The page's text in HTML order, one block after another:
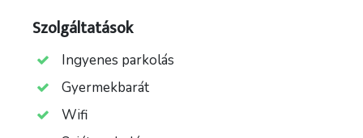
kijutniuk, azonban előfordulhatnak megtévesztő
és időrabló feladatok, melyek nehezítik a játékot.
A csapatnak akkor van a legnagyobb esélye a
kijutásra, ha a résztvevők összetartanak és
együttműködnek. A Fejtörő Fogda kiváló
kikapcsolódási lehetőség családoknak,
Szolgáltatások
Ingyenes parkolás
Gyermekbarát
Wifi